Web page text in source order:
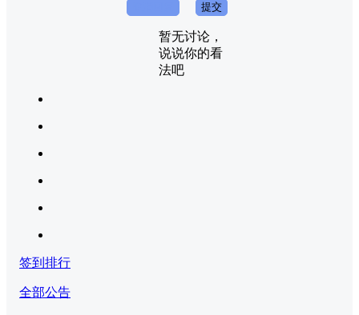
提交
暂无讨论，
说说你的看
法吧
签到排行
全部公告